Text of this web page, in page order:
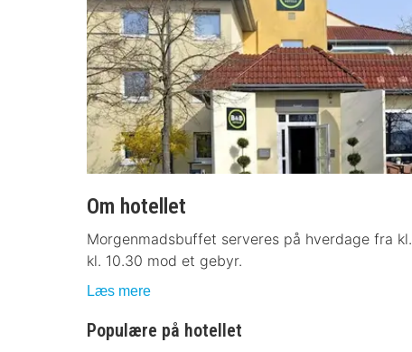
Om hotellet
Morgenmadsbuffet serveres på hverdage fra
kl. 10.30 mod et gebyr.
Læs mere
Populære på hotellet